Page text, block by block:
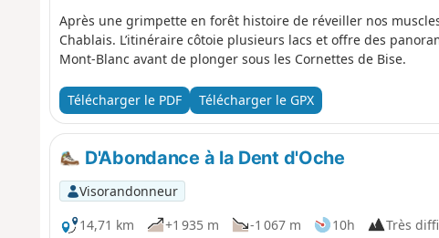
Après une grimpette en forêt histoire de réveiller nos
Chablais. L’itinéraire côtoie plusieurs lacs et offre des
Mont-Blanc avant de plonger sous les Cornettes de Bise.
Télécharger le PDF Télécharger le GPX
D'Abondance à la Dent d'Oche
Visorandonneur
14,71 km
+1 935 m -1 067 m 10h
Très